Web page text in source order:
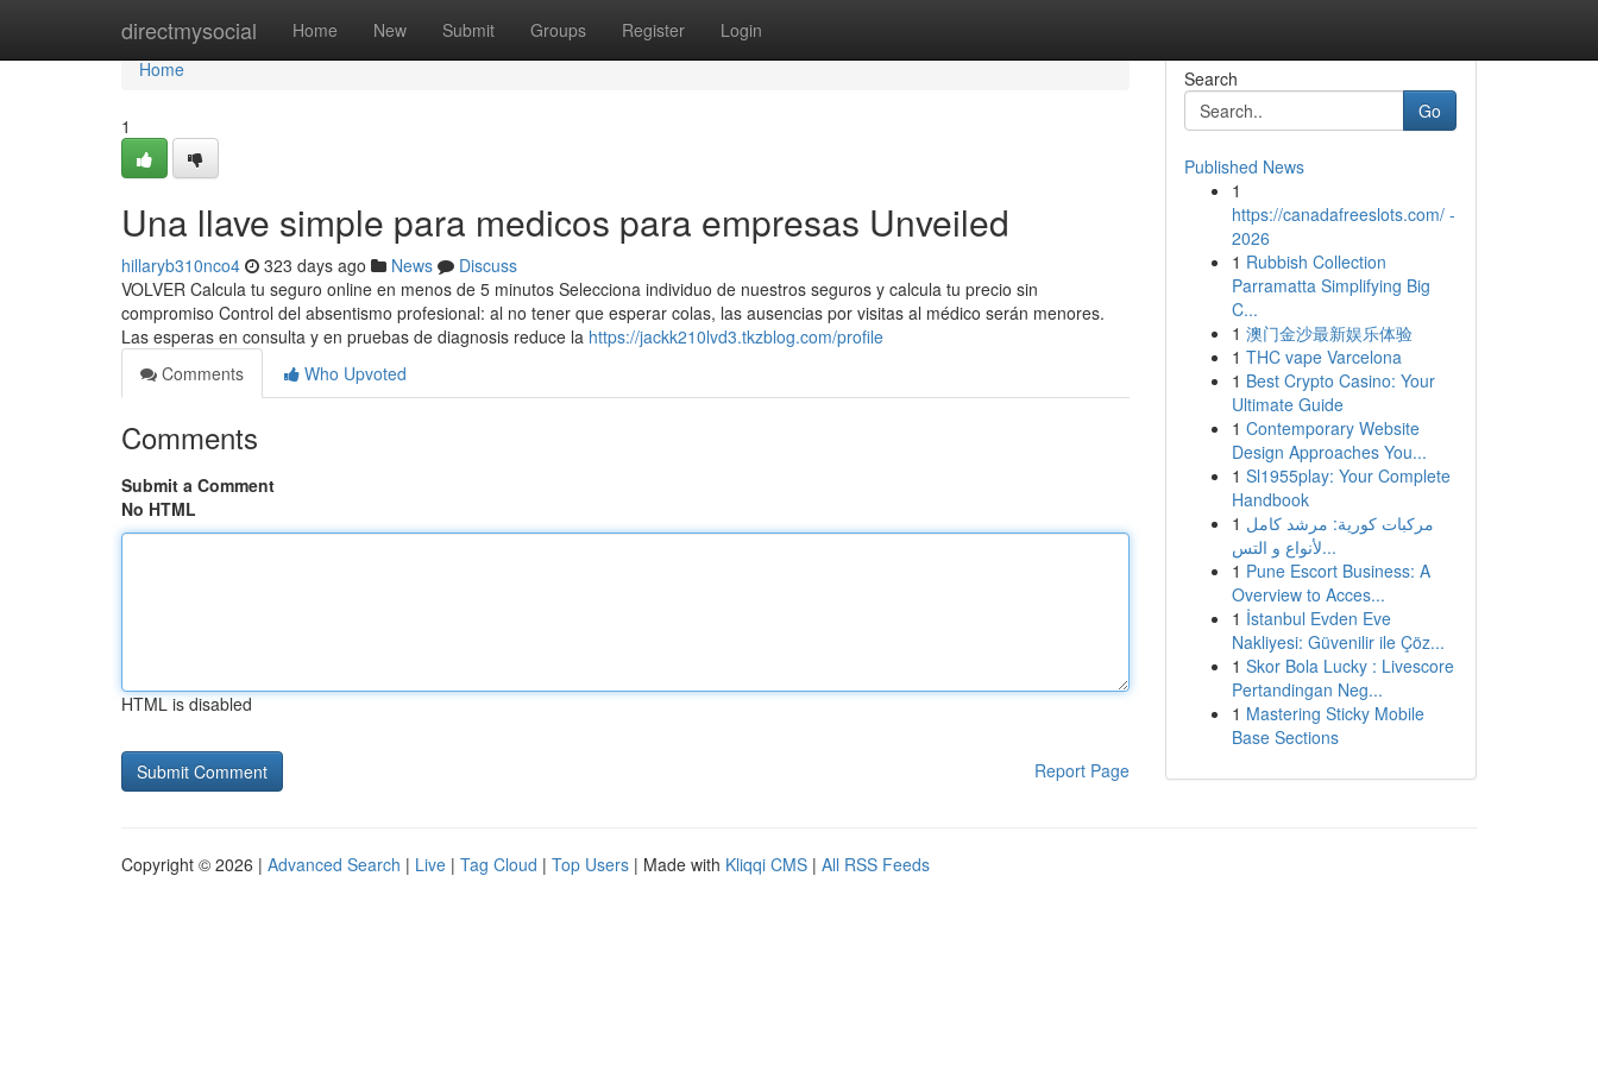
directmysocial Home New Submit Groups Register Login
Home
Home
1
Una llave simple para medicos para empresas Unveiled
hillaryb310nco4 323 days ago News
Discuss
VOLVER Calcula tu seguro online en menos de 5 minutos Selecciona individuo de nuestros seguros y calcula tu precio sin
compromiso Control del absentismo profesional: al no tener que esperar colas, las ausencias por visitas al médico serán menores.
Las esperas en consulta y en pruebas de diagnosis reduce la https://jackk210lvd3.tkzblog.com/profile
Comments
Who Upvoted
Comments
Submit a Comment
No HTML
HTML is disabled
Report Page
Search
Go
Published News
1
https://canadafreeslots.com/ -
2026
1 Rubbish Collection
Parramatta Simplifying Big
C...
1 澳门金沙最新娱乐体验
1 THC vape Varcelona
1 Best Crypto Casino: Your
Ultimate Guide
1 Contemporary Website
Design Approaches You...
1 Sl1955play: Your Complete
Handbook
1 مركبات كورية: مرشد كامل
لأنواع و التس...
1 Pune Escort Business: A
Overview to Acces...
1 İstanbul Evden Eve
Nakliyesi: Güvenilir ile Çöz...
1 Skor Bola Lucky : Livescore
Pertandingan Neg...
1 Mastering Sticky Mobile
Base Sections
Copyright © 2026 | Advanced Search | Live | Tag Cloud | Top Users | Made with Kliqqi CMS | All RSS Feeds